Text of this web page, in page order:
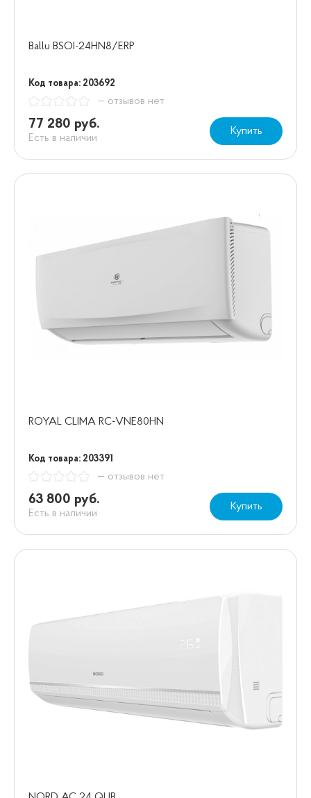
Ballu BSOI-24HN8/ERP
Код товара: 203692
— отзывов нет
77 280 руб.
Есть в наличии
Купить
ROYAL CLIMA RC-VNE80HN
Код товара: 203391
— отзывов нет
63 800 руб.
Есть в наличии
Купить